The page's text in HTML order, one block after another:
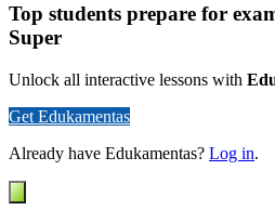
Top students prepare for
Super
Unlock all interactive lessons with
Get Edukamentas
Already have Edukamentas? Log in.